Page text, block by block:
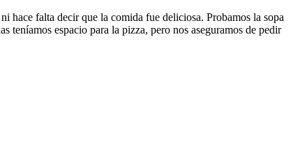
hace falta decir que la comida fue deliciosa. Probamos la sopa
teníamos espacio para la pizza, pero nos aseguramos de pedir